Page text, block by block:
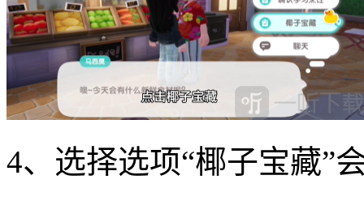
4、选择选项“椰子宝藏”